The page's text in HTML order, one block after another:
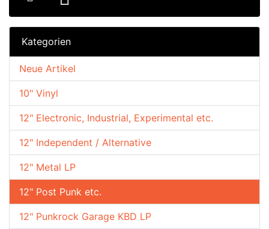
Kategorien
10" Vinyl
12" Electronic, Industrial, Experimental etc.
12" Independent / Alternative
12" Metal LP
12" Post Punk etc.
12" Punkrock Garage KBD LP
Neue Artikel